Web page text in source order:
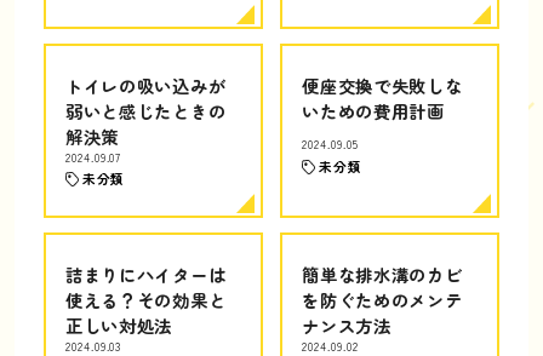
トイレの吸い込みが
弱いと感じたときの
解決策
2024.09.07
未分類
便座交換で失敗しな
いための費用計画
2024.09.05
未分類
詰まりにハイターは
使える？その効果と
正しい対処法
2024.09.03
簡単な排水溝のカビ
を防ぐためのメンテ
ナンス方法
2024.09.02